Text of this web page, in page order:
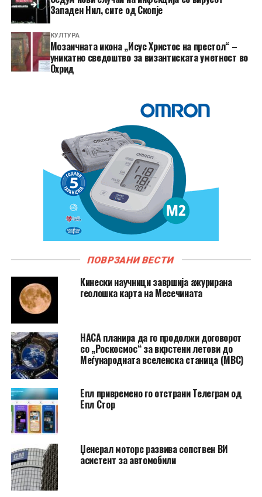
Западен Нил, сите од Скопје
КУЛТУРА
Мозаичната икона „Исус Христос на престол“ –
уникатно сведоштво за византиската уметност во
Охрид
ПОВРЗАНИ ВЕСТИ
Кинески научници завршија ажурирана
геолошка карта на Месечината
НАСА планира да го продолжи договорот
со „Роскосмос“ за вкрстени летови до
Меѓународната вселенска станица (МВС)
Епл привремено го отстрани Телеграм од
Епл Стор
Џенерал моторс развива сопствен ВИ
асистент за автомобили